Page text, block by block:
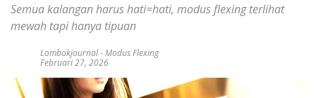
Semua kalangan harus hati=hati, modus flexing terlihat
mewah tapi hanya tipuan
Lombokjournal-Modus Flexing
Februari 27, 2026